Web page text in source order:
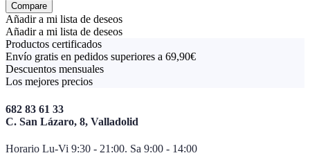
tiene
múltiples
variantes.
Las
opciones
en
la
de
Compare
Añadir a mi lista de deseos
Añadir a mi lista de deseos
Productos certificados
Envío gratis en pedidos superiores a 69,90€
Descuentos mensuales
Los mejores precios
682 83 61 33
C. San Lázaro, 8, Valladolid
Horario Lu-Vi 9:30 - 21:00. Sa 9:00 - 14:00